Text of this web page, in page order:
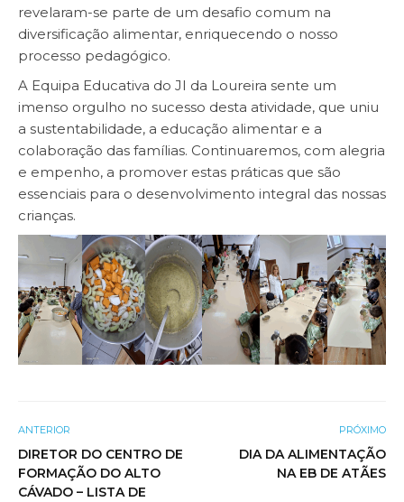
revelaram-se parte de um desafio comum na
diversificação alimentar, enriquecendo o nosso
processo pedagógico.
A Equipa Educativa do JI da Loureira sente um
imenso orgulho no sucesso desta atividade, que uniu
a sustentabilidade, a educação alimentar e a
colaboração das famílias. Continuaremos, com alegria
e empenho, a promover estas práticas que são
essenciais para o desenvolvimento integral das nossas
crianças.
ANTERIOR
DIRETOR DO CENTRO DE
FORMAÇÃO DO ALTO
CÁVADO – LISTA DE
PRÓXIMO
DIA DA ALIMENTAÇÃO
NA EB DE ATÃES